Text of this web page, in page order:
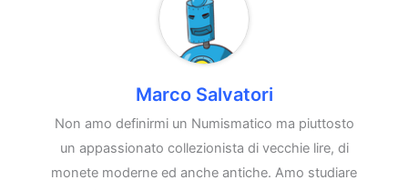
Marco Salvatori
Non amo definirmi un Numismatico ma piuttosto
un appassionato collezionista di vecchie lire, di
monete moderne ed anche antiche. Amo studiare